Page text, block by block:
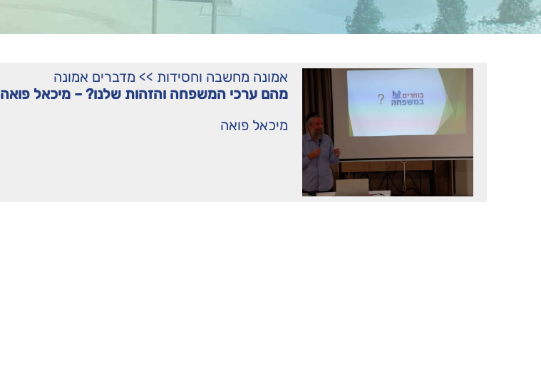
אמונה מחשבה וחסידות >> מדברים אמונה
מהם ערכי המשפחה והזהות שלנו? – מיכאל פואה
מיכאל פואה